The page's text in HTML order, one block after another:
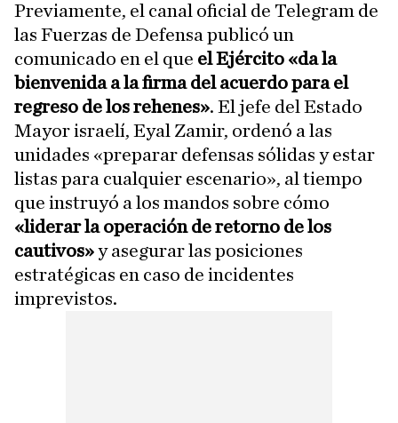
Previamente, el canal oficial de Telegram de
las Fuerzas de Defensa publicó un
comunicado en el que el Ejército «da la
bienvenida a la firma del acuerdo para el
regreso de los rehenes». El jefe del Estado
Mayor israelí, Eyal Zamir, ordenó a las
unidades «preparar defensas sólidas y estar
listas para cualquier escenario», al tiempo
que instruyó a los mandos sobre cómo
«liderar la operación de retorno de los
cautivos»y asegurar las posiciones
estratégicas en caso de incidentes
imprevistos.